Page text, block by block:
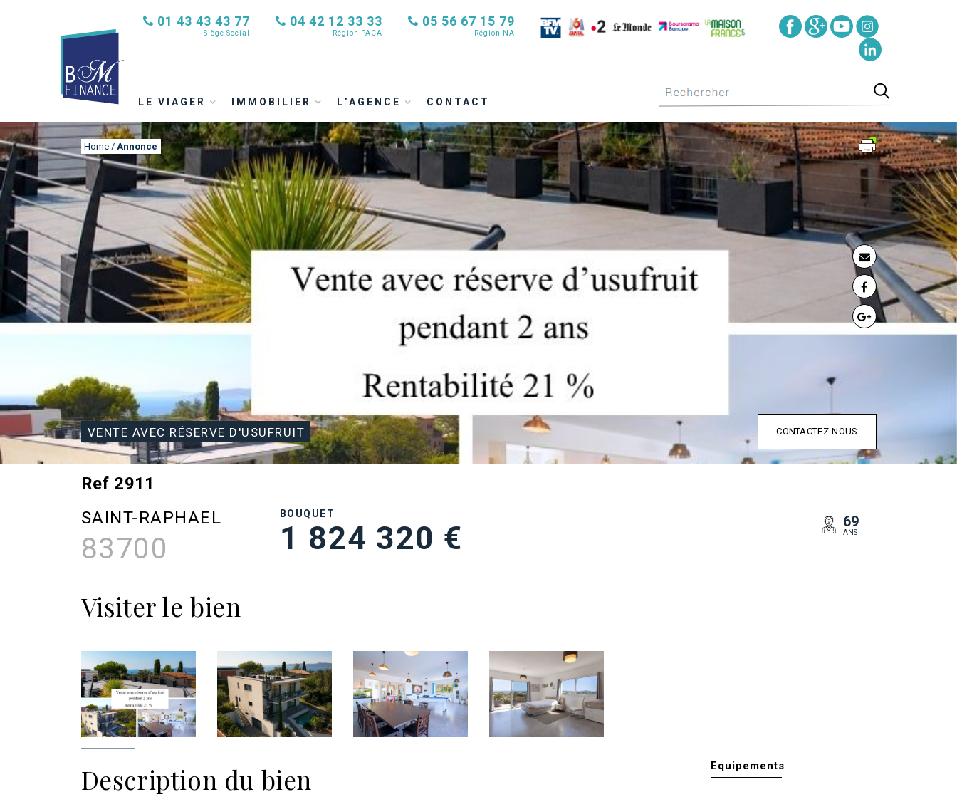
01 43 43 43 77
Siège Social
04 42 12 33 33
Région PACA
05 56 67 15 79
Région NA
LE VIAGER IMMOBILIER L’AGENCE CONTACT
Home / Annonce
ANNONCE
VENTE AVEC RÉSERVE D'USUFRUIT CONTACTEZ-NOUS
Ref 2911
SAINT-RAPHAEL
83700
BOUQUET
1 824 320 € 69
ANS
Visiter le bien
Description du bien Equipements